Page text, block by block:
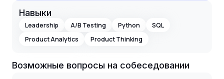
Навыки
Leadership A/B Testing Python
SQL
Product Analytics
Product Thinking
Возможные вопросы на собеседовании